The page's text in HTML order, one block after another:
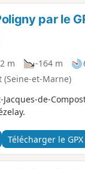
par le
m -164 m
(Seine-et-Marne)
Jacques-de-
Télécharger le GPX